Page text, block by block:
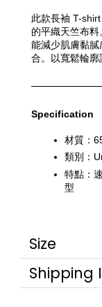
此款長袖 T-
的平織天竺布料
能減少肌膚黏
合。以寬鬆輪廓
Specification
材質：
類別：
特點：
型
Size
Shipping